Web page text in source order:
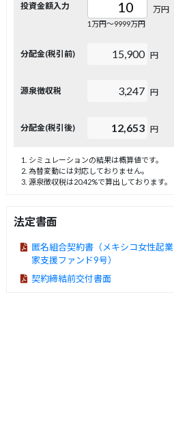
投資金額入力 万円
1万円〜9999万円
分配金(税引前) 15,900 円
源泉徴収税 3,247 円
分配金(税引後) 12,653 円
シミュレーションの結果は概算値です。
為替変動には対応しておりません。
源泉徴収税は20.42%で算出しております。
法定書面
匿名組合契約書（メキシコ女性起業
家支援ファンド9号）
契約締結前交付書面